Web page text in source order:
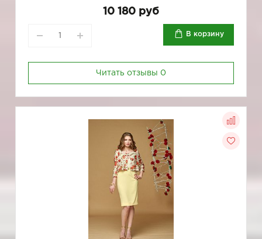
10 180 руб
В корзину
Читать отзывы 0